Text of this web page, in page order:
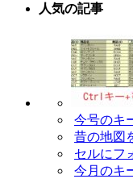
人気の記事
今号のキ
昔の地図
セルにフ
今月のキ